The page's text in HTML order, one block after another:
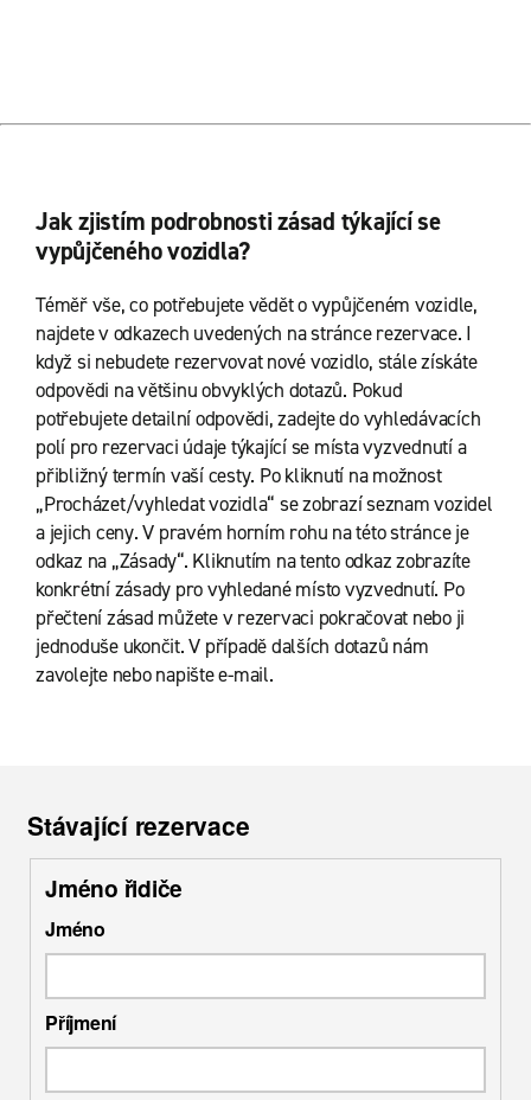
Jak zjistím podrobnosti zásad týkající se
vypůjčeného vozidla?
Téměř vše, co potřebujete vědět o vypůjčeném vozidle,
najdete v odkazech uvedených na stránce rezervace. I
když si nebudete rezervovat nové vozidlo, stále získáte
odpovědi na většinu obvyklých dotazů. Pokud
potřebujete detailní odpovědi, zadejte do vyhledávacích
polí pro rezervaci údaje týkající se místa vyzvednutí a
přibližný termín vaší cesty. Po kliknutí na možnost
„Procházet/vyhledat vozidla“ se zobrazí seznam vozidel
a jejich ceny. V pravém horním rohu na této stránce je
odkaz na „Zásady“. Kliknutím na tento odkaz zobrazíte
konkrétní zásady pro vyhledané místo vyzvednutí. Po
přečtení zásad můžete v rezervaci pokračovat nebo ji
jednoduše ukončit. V případě dalších dotazů nám
zavolejte nebo napište e-mail.
Stávající rezervace
Jméno řidiče
Jméno
Příjmení